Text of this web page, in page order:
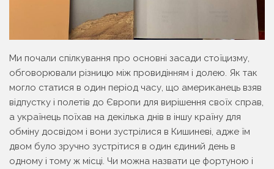
Ми почали спілкування про основні засади стоїцизму,
обговорювали різницю між провидінням і долею. Як так
могло статися в один період часу, що американець взяв
відпустку і полетів до Європи для вирішення своїх справ,
а українець поїхав на декілька днів в іншу країну для
обміну досвідом і вони зустрілися в Кишиневі, адже їм
двом було зручно зустрітися в один єдиний день в
одному і тому ж місці. Чи можна назвати це фортуною і